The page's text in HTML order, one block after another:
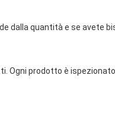
dalla quantità e se avete
Ogni prodotto è